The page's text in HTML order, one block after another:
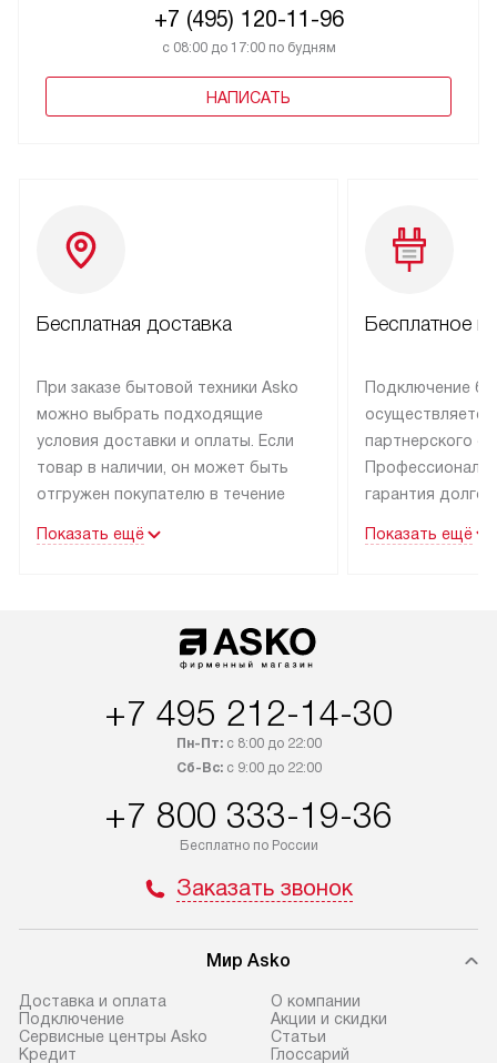
+7 (495) 120-11-96
с 08:00 до 17:00 по будням
НАПИСАТЬ
Бесплатная доставка
При заказе бытовой техники Asko
можно выбрать подходящие
условия доставки и оплаты. Если
товар в наличии, он может быть
отгружен покупателю в течение
оплачивается дополнительно.
Возможна доставка товаров
Показать ещё
Бесплатное
Подключение
партнерского
гарантия
Показать ещё
+7 495 212-14-30
Пн-Пт:с 8:00 до 22:00
Сб-Вс:с 9:00 до 22:00
+7 800 333-19-36
Бесплатно по России
Заказать звонок
Мир Asko
Доставка и оплата
Подключение
Сервисные центры Asko
Кредит
О компании
Акции и скидки
Статьи
Глоссарий